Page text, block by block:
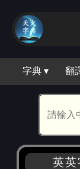
字典 ▾ 翻
英